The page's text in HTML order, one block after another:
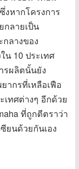
งหากโครงการ
กลายเป็น
ลางของ
น 10 ประเทศ
รผลิตนั้นยัง
ากรที่เหลือเฟือ
เทศต่างๆ อีกด้วย
ที่ถูกตีตราว่า
ยนด้วยกันเอง